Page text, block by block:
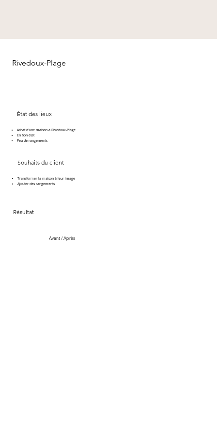
Rivedoux-Plage
État des lieux
Achat d'une maison à Rivedoux-Plage
En bon état
Peu de rangements
Souhaits du client
Transformer la maison à leur image
Ajouter des rangements
Résultat
Avant / Après